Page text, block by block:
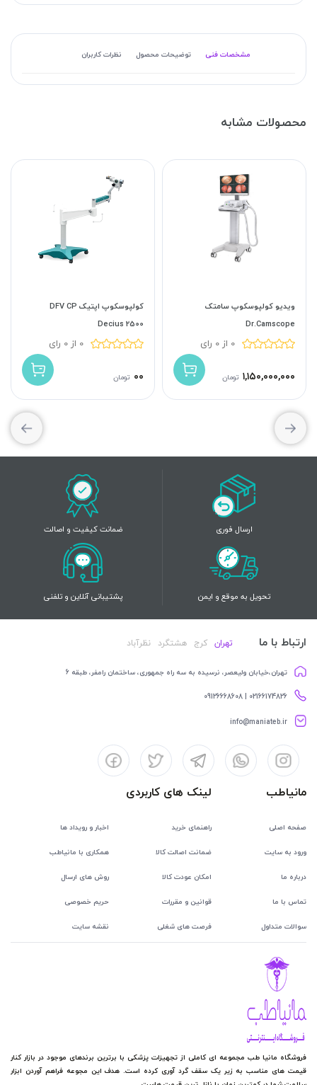
مشخصات فنی توضیحات محصول نظرات کاربران
محصولات مشابه
ویدیو کولپوسکوپ سامتک
Dr.Camscope
0 از 0 رای
۱,۱۵۰,۰۰۰,۰۰۰ تومان
کولپوسکوپ اپتیک DFV CP
Decius 2500
0 از 0 رای
۰۰ تومان
ارسال فوری ضمانت کیفیت و اصالت
تحویل به موقع و ایمن پشتیبانی آنلاین و تلفنی
ارتباط با ما تهران کرج هشتگرد نظرآباد
تهران،خیابان ولیعصر، نرسیده به سه راه جمهوری، ساختمان رامفر، طبقه 6
02166174826 | 09126668608
info@maniateb.ir
مانیاطب
صفحه اصلی
ورود به سایت
درباره ما
تماس با ما
سوالات متداول
لینک های کاربردی
راهنمای خرید اخبار و رویداد ها
ضمانت اصالت کالا همکاری با مانیاطب
امکان عودت کالا روش های ارسال
قوانین و مقررات حریم خصوصی
فرصت های شغلی نقشه سایت
فروشگاه مانیا طب مجموعه ای کاملی از تجهیزات پزشکی با برترین برندهای موجود در بازار کنار
قیمت های مناسب به زیر یک سقف گرد آوری کرده است. هدف این مجوعه فراهم آوردن ابزار